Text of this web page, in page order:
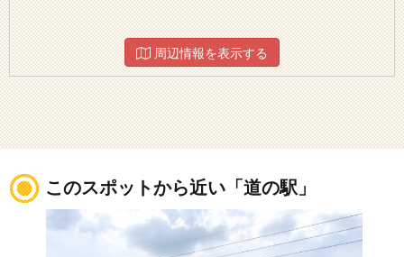
周辺情報を表示する
このスポットから近い「道の駅」